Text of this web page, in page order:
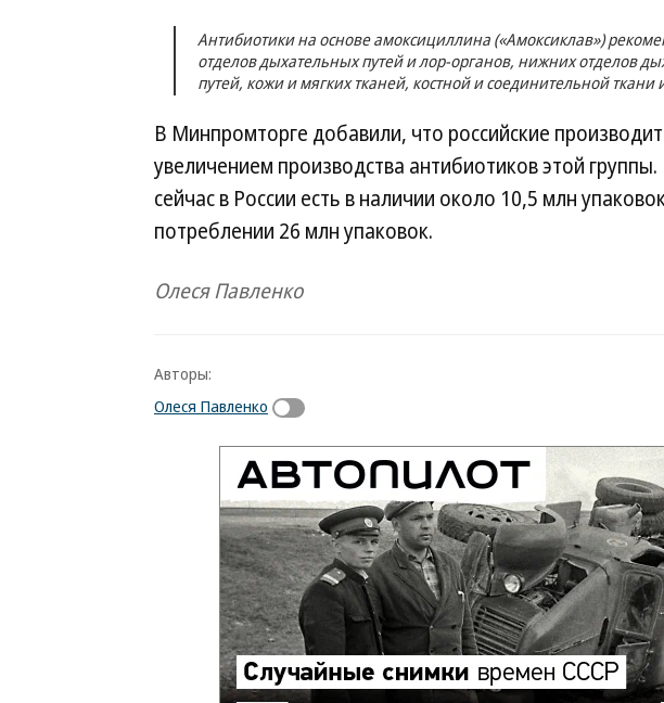
Антибиотики на основе амоксициллина («Амоксиклав»)
отделов дыхательных путей и лор-органов, нижних отделов
путей, кожи и мягких тканей, костной и соединительной ткани
В Минпромторге добавили, что российские
увеличением производства антибиотиков этой
сейчас в России есть в наличии около 10,5 млн
потреблении 26 млн упаковок.
Олеся Павленко
Авторы:
Олеся Павленко